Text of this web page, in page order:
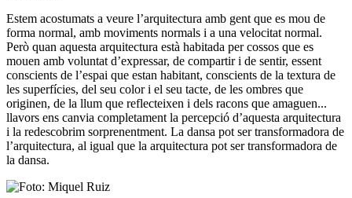
Estem acostumats a veure l’arquitectura amb gent que es mou de
forma normal, amb moviments normals i a una velocitat normal.
Però quan aquesta arquitectura està habitada per cossos que es
mouen amb voluntat d’expressar, de compartir i de sentir, essent
conscients de l’espai que estan habitant, conscients de la textura de
les superfícies, del seu color i el seu tacte, de les ombres que
originen, de la llum que reflecteixen i dels racons que amaguen...
llavors ens canvia completament la percepció d’aquesta arquitectura
i la redescobrim sorprenentment. La dansa pot ser transformadora de
l’arquitectura, al igual que la arquitectura pot ser transformadora de
la dansa.